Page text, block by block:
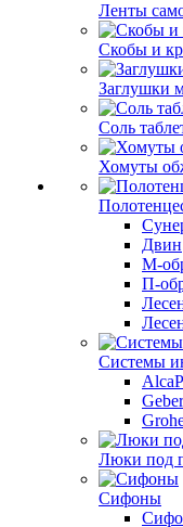
Ленты
Скобы и
Заглушки
Соль
Хомуты
Двин
М-
П-
Системы
Люки под
Сифоны